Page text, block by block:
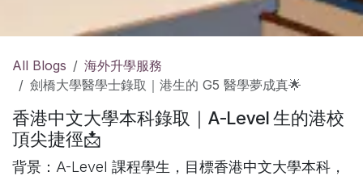
All Blogs
海外升學服務
劍橋大學醫學士錄取｜港生的 G5 醫學夢成真🌟
香港中文大學本科錄取｜A-Level 生的港校
頂尖捷徑📩
背景 ：A-Level 課程學生，目標香港中文大學本科，